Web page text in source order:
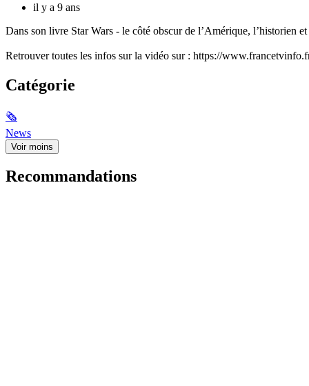
il y a 9 ans
Dans son livre Star Wars - le côté obscur de l’Amérique, l’historien
Retrouver toutes les infos sur la vidéo sur : https://
Catégorie
🗞
News
Voir moins
Recommandations